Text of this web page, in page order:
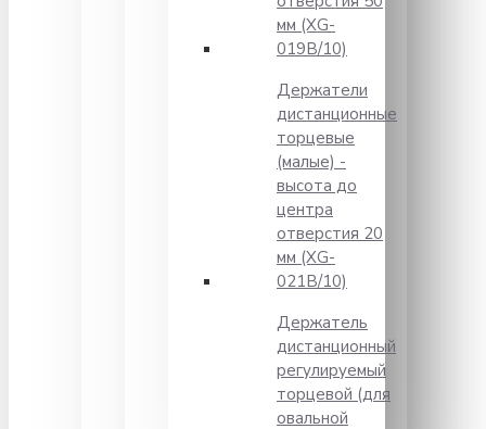
мм (XG-
019B/10)
Держатели
дистанционные
торцевые
(малые) -
высота до
центра
отверстия 20
мм (XG-
021B/10)
Держатель
дистанционный
регулируемый
торцевой (для
овальной